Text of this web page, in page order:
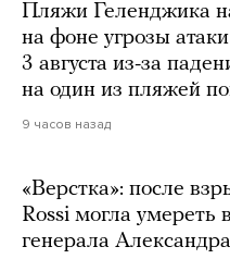
Пляжи Геленджика
на фоне угрозы
3 августа из-за
на один из пляжей
9 часов назад
«Верстка»: после
Rossi могла умереть
генерала